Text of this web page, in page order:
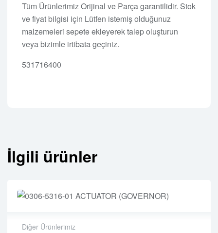
Tüm Ürünlerimiz Orijinal ve Parça garantilidir. Stok
ve fiyat bilgisi için Lütfen istemiş olduğunuz
malzemeleri sepete ekleyerek talep oluşturun
veya bizimle irtibata geçiniz.
531716400
İlgili ürünler
Diğer Ürünlerimiz